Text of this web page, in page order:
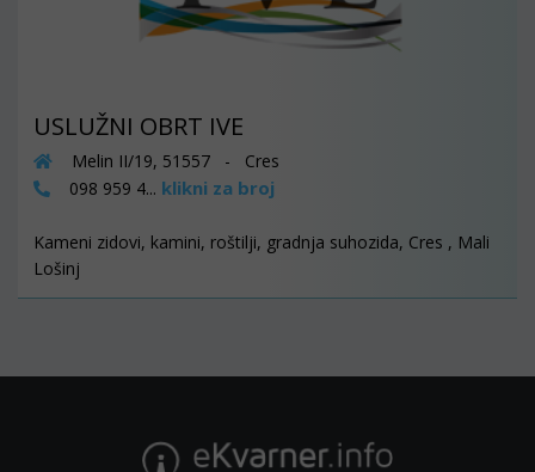
USLUŽNI OBRT IVE
Melin II/19, 51557 - Cres
098 959 4... klikni za broj
Kameni zidovi, kamini, roštilji, gradnja suhozida, Cres , Mali
Lošinj